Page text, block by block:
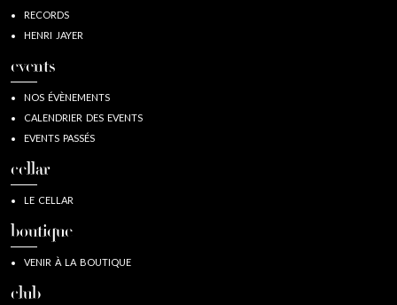
RECORDS
HENRI JAYER
events
NOS ÉVÈNEMENTS
CALENDRIER DES EVENTS
EVENTS PASSÉS
cellar
LE CELLAR
boutique
VENIR À LA BOUTIQUE
club